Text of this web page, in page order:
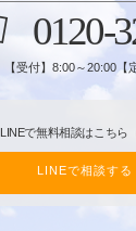
0120-
【受付】8:00～20:00【
LINEで無料相談はこちら
LINEで相談する